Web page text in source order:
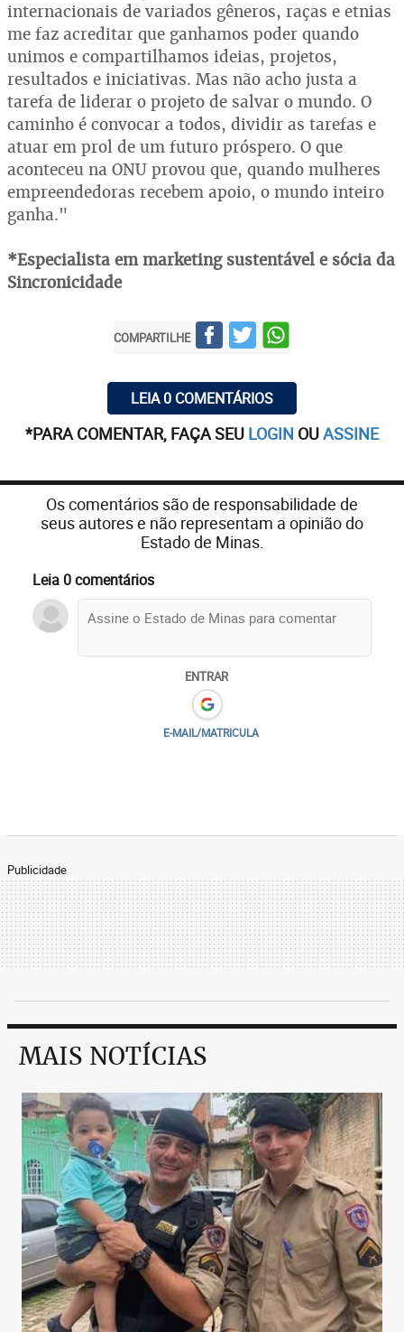
internacionais de variados gêneros, raças e etnias
me faz acreditar que ganhamos poder quando
unimos e compartilhamos ideias, projetos,
resultados e iniciativas. Mas não acho justa a
tarefa de liderar o projeto de salvar o mundo. O
caminho é convocar a todos, dividir as tarefas e
atuar em prol de um futuro próspero. O que
aconteceu na ONU provou que, quando mulheres
empreendedoras recebem apoio, o mundo inteiro
ganha."
*Especialista em marketing sustentável e sócia da
Sincronicidade
COMPARTILHE
LEIA 0 COMENTÁRIOS
*PARA COMENTAR, FAÇA SEU LOGIN OUASSINE
Os comentários são de responsabilidade de
seus autores e não representam a opinião do
Estado de Minas.
Leia 0 comentários
ENTRAR
E-MAIL/MATRICULA
Publicidade
MAIS NOTÍCIAS